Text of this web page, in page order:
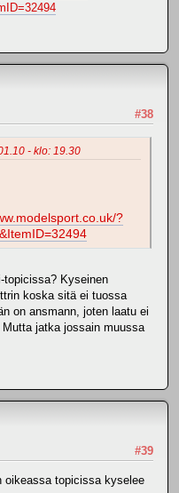
#38
- klo: 19.30
?
topicissa? Kyseinen
koska sitä ei tuossa
on ansmann, joten laatu ei
jatka jossain muussa
#39
oikeassa topicissa kyselee